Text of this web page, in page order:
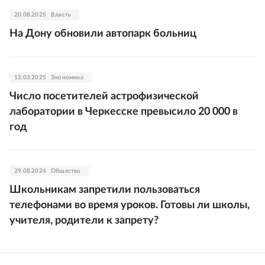
20.08.2025 Власть
На Дону обновили автопарк больниц
12.03.2025 Экономика
Число посетителей астрофизической
лаборатории в Черкесске превысило 20 000 в
год
29.08.2024 Общество
Школьникам запретили пользоваться
телефонами во время уроков. Готовы ли школы,
учителя, родители к запрету?